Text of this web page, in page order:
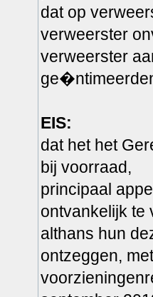
dat op
verweerster
verweerster
EIS:
dat het het
bij voorraad,
principaal
ontvankelijk te
althans hun
ontzeggen,